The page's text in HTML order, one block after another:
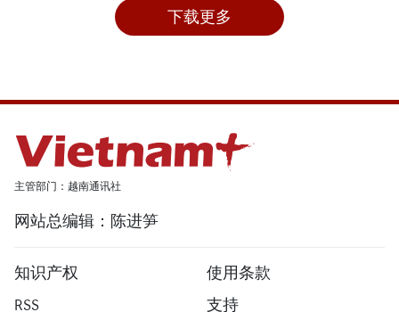
下载更多
主管部门：越南通讯社
网站总编辑：陈进笋
知识产权
使用条款
RSS
支持